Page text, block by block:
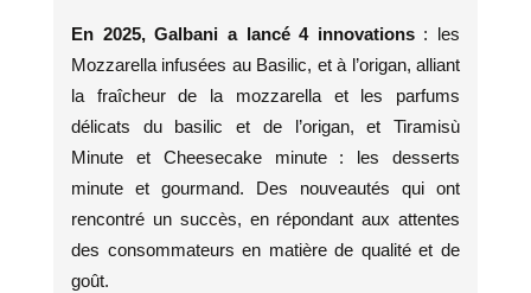
En 2025, Galbani a lancé 4 innovations: les
Mozzarella infusées au Basilic, et à l’origan, alliant
la fraîcheur de la mozzarella et les parfums
délicats du basilic et de l’origan, et Tiramisù
Minute et Cheesecake minute : les desserts
minute et gourmand. Des nouveautés qui ont
rencontré un succès, en répondant aux attentes
des consommateurs en matière de qualité et de
goût.